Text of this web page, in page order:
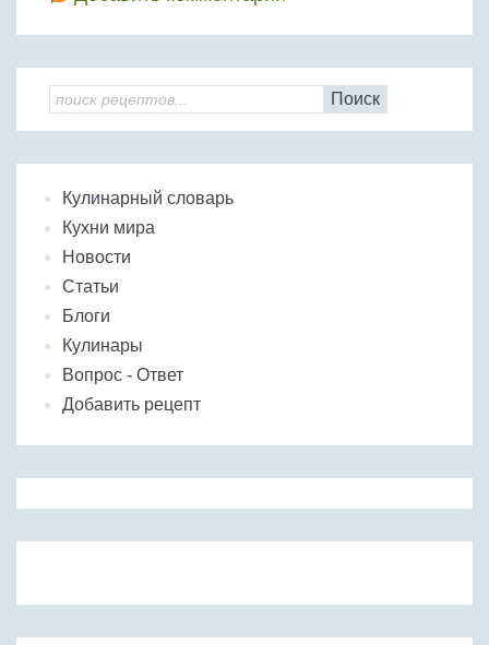
Поиск
Кулинарный словарь
Кухни мира
Новости
Статьи
Блоги
Кулинары
Вопрос - Ответ
Добавить рецепт